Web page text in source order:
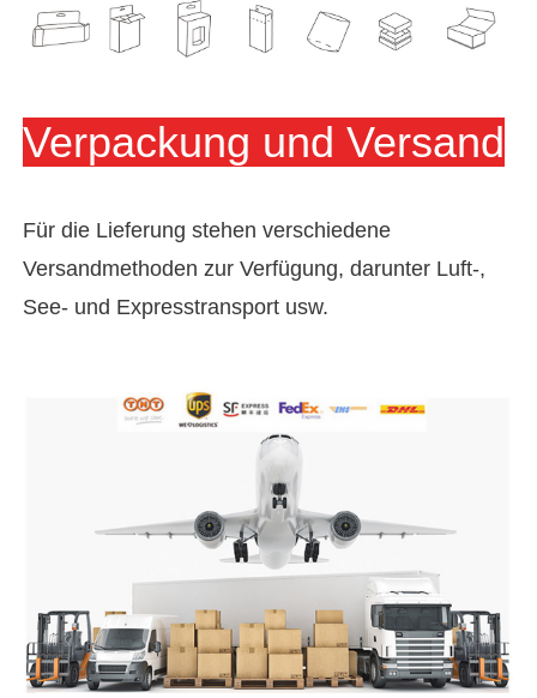
Verpackung und Versand
Für die Lieferung stehen verschiedene
Versandmethoden zur Verfügung, darunter Luft-,
See- und Expresstransport usw.